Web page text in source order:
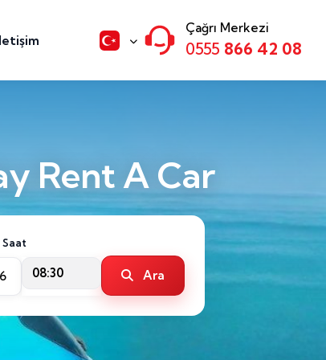
Çağrı Merkezi
0555 866 42 08
Rent A Car
Saat
08:30 Ara